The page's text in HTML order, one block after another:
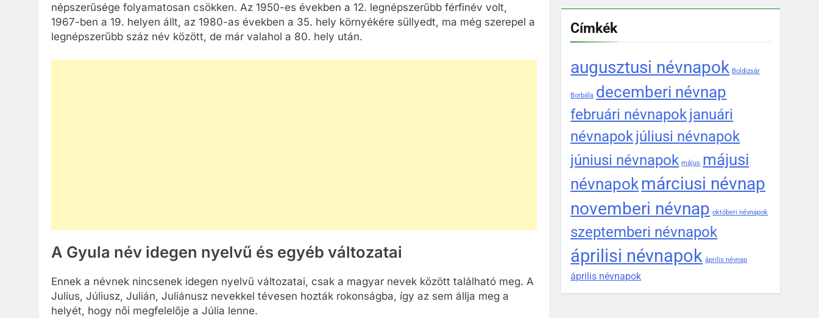
népszerűsége folyamatosan csökken. Az 1950-es években a 12. legnépszerűbb férfinév volt,
1967-ben a 19. helyen állt, az 1980-as években a 35. hely környékére süllyedt, ma még szerepel a
legnépszerűbb száz név között, de már valahol a 80. hely után.
A Gyula név idegen nyelvű és egyéb változatai
Ennek a névnek nincsenek idegen nyelvű változatai, csak a magyar nevek között található meg. A
Julius, Júliusz, Julián, Juliánusz nevekkel tévesen hozták rokonságba, így az sem állja meg a
helyét, hogy női megfelelője a Júlia lenne.
Címkék
augusztusi névnapok Boldizsár
Borbála decemberi névnap
februári névnapokjanuári
névnapokjúliusi névnapok
júniusi névnapok május májusi
névnapokmárciusi névnap
novemberi névnap októberi névnapok
szeptemberi névnapok
áprilisi névnapok április névnap
április névnapok